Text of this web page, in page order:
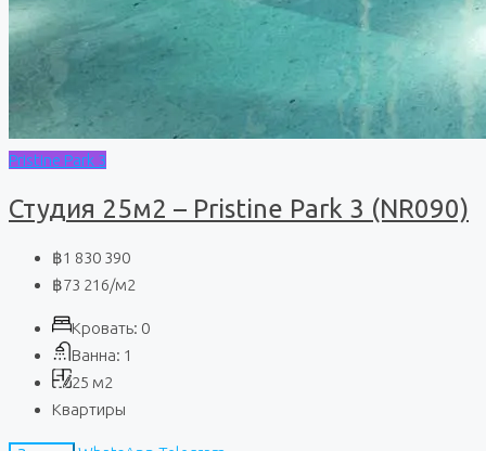
Pristine Park 3
Студия 25м2 – Pristine Park 3 (NR090)
฿1 830 390
฿73 216/м2
Кровать: 0
Ванна: 1
25 м2
Квартиры